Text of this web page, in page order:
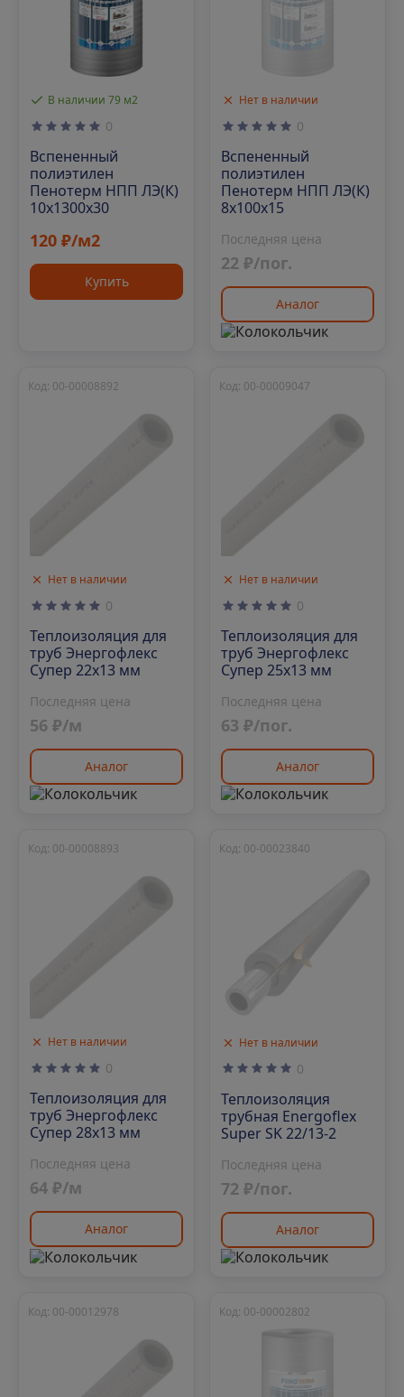
В наличии 79 м2
0
Вспененный
полиэтилен
Пенотерм НПП ЛЭ(К)
10х1300х30
120 ₽/м2
Купить
Нет в наличии
0
Вспененный
полиэтилен
Пенотерм НПП ЛЭ(К)
8х100х15
Последняя цена
22 ₽/пог.
Аналог
Нет в наличии
Код: 00-00008892
0
Теплоизоляция для
труб Энергофлекс
Супер 22х13 мм
Последняя цена
56 ₽/м
Аналог
Нет в наличии
Код: 00-00009047
0
Теплоизоляция для
труб Энергофлекс
Супер 25х13 мм
Последняя цена
63 ₽/пог.
Аналог
Нет в наличии
Код: 00-00008893
0
Теплоизоляция для
труб Энергофлекс
Супер 28х13 мм
Последняя цена
64 ₽/м
Аналог
Нет в наличии
Код: 00-00023840
0
Теплоизоляция
трубная Energoflex
Super SK 22/13-2
Последняя цена
72 ₽/пог.
Аналог
Код: 00-00012978 Код: 00-00002802